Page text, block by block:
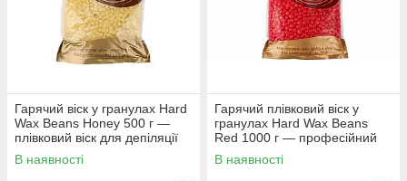
Гарячий віск у гранулах Hard
Wax Beans Honey 500 г —
плівковий віск для депіляції
без смужок, професійний віск
для видалення
В наявності
Гарячий плівковий віск у
гранулах Hard Wax Beans
Red 1000 г — професійний
віск для депіляції без смужок
В наявності